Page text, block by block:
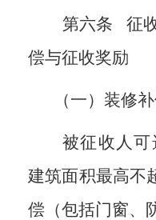
第六条
征
偿与征收奖励
（一）装修
被征收人
建筑面积最高不
偿（包括门窗、